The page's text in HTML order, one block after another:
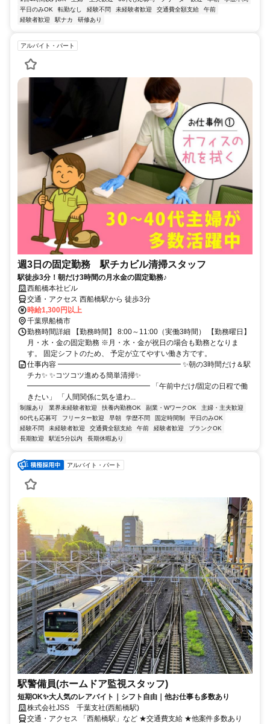
平日のみOK
転勤なし 経験不問 未経験者歓迎 交通費全額支給
午前
経験者歓迎
駅ナカ 研修あり
アルバイト・パート
週3日の固定勤務 駅チカビル清掃スタッフ
駅徒歩3分！朝だけ3時間の月水金の固定勤務♪
西船橋本社ビル
交通・アクセス 西船橋駅から 徒歩3分
時給1,300円以上
千葉県船橋市
勤務時間詳細 【勤務時間】 8:00～11:00（実働3時間） 【勤務曜日】
月・水・金の固定勤務 ※月・水・金が祝日の場合も勤務となりま
す。 固定シフトのため、 予定が立てやすい働き方です。
仕事内容 ━━━━━━━━━━━━━━━━━ ✨朝の3時間だけ＆駅
チカ✨ ✨コツコツ進める簡単清掃✨
━━━━━━━━━━━━━━━━━ 「午前中だけ/固定の日程で働
きたい」 「人間関係に気を遣わ...
制服あり 業界未経験者歓迎 扶養内勤務OK 副業・WワークOK
主婦・主夫歓迎
60代も応募可
フリーター歓迎 早朝 学歴不問 固定時間制
平日のみOK
経験不問
未経験者歓迎 交通費全額支給 午前 経験者歓迎
ブランクOK
長期歓迎
駅近5分以内 長期休暇あり
アルバイト・パート
駅警備員(ホームドア監視スタッフ)
短期OK✨大人気のレアバイト｜シフト自由｜他お仕事も多数あり
株式会社JSS 千葉支社(西船橋駅)
交通・アクセス 「西船橋駅」など ★交通費支給 ★他案件多数あり